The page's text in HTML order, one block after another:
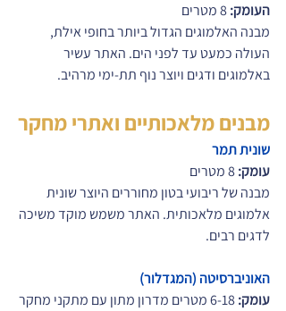
העומק:
מבנה האלמוגים הגדול ביותר בחופי אילת,
העולה כמעט עד לפני הים. האתר עשיר
באלמוגים ודגים ויוצר נוף תת-ימי מרהיב.
מבנים מלאכותיים ואתרי מחקר
שונית תמר
עומק:
מבנה של ריבועי בטון מחוררים היוצר שונית
אלמוגים מלאכותית. האתר משמש מוקד משיכה
לדגים רבים.
האוניברסיטה (המגדלור)
עומק:
6-18 מטרים מדרון מתון עם מתקני מחקר